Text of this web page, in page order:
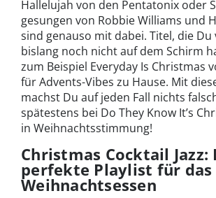
Hallelujah von den Pentatonix oder
gesungen von Robbie Williams und
sind genauso mit dabei. Titel, die Du
bislang noch nicht auf dem Schirm
zum Beispiel Everyday Is Christmas
für Advents-Vibes zu Hause. Mit
machst Du auf jeden Fall nichts
spätestens bei Do They Know It’s
in Weihnachtsstimmung!
Christmas Cocktail Jazz:
perfekte Playlist für das
Weihnachtsessen